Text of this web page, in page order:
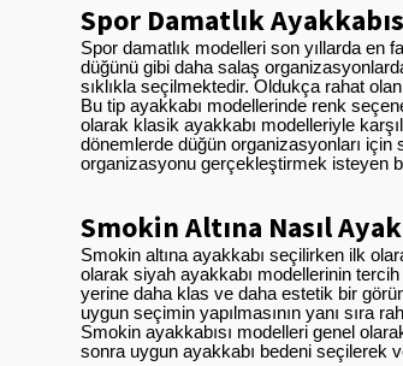
Spor Damatlık
Spor damatlık modelleri son yıllarda en
düğünü gibi daha salaş
sıklıkla seçilmektedir. Oldukça rahat
Bu tip ayakkabı modellerinde renk
olarak klasik ayakkabı modelleriyle
dönemlerde düğün organizasyonları için
organizasyonu gerçekleştirmek isteyen
Smokin Altına Nasıl
Smokin altına ayakkabı seçilirken ilk
olarak siyah ayakkabı modellerinin
yerine daha klas ve daha estetik bir
uygun seçimin yapılmasının yanı sıra
Smokin ayakkabısı modelleri genel
sonra uygun ayakkabı bedeni seçilerek